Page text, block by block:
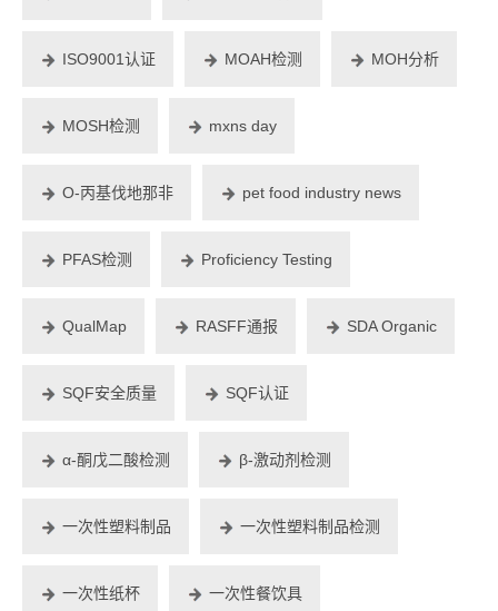
ISO9001认证 MOAH检测 MOH分析
MOSH检测 mxns day
O-丙基伐地那非 pet food industry news
PFAS检测 Proficiency Testing
QualMap RASFF通报 SDA Organic
SQF安全质量 SQF认证
α-酮戊二酸检测 β-激动剂检测
一次性塑料制品 一次性塑料制品检测
一次性纸杯 一次性餐饮具